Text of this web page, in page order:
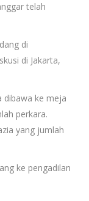
telah
di
di Jakarta,
dibawa ke meja
perkara.
yang jumlah
ke pengadilan